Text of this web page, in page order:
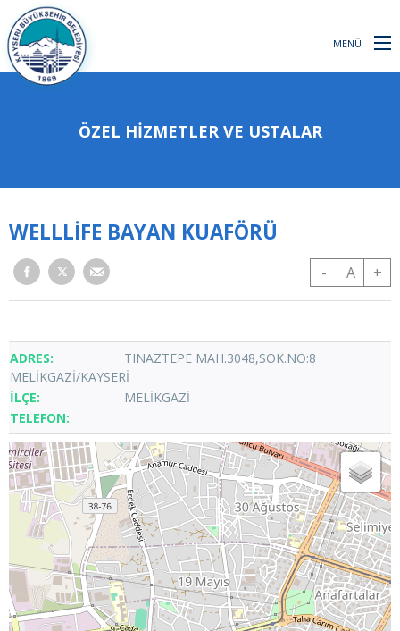
MENÜ
ÖZEL HİZMETLER VE USTALAR
WELLLİFE BAYAN KUAFÖRÜ
- A +
TINAZTEPE MAH.3048,SOK.NO:8
MELİKGAZİ/KAYSERİ
MELİKGAZİ